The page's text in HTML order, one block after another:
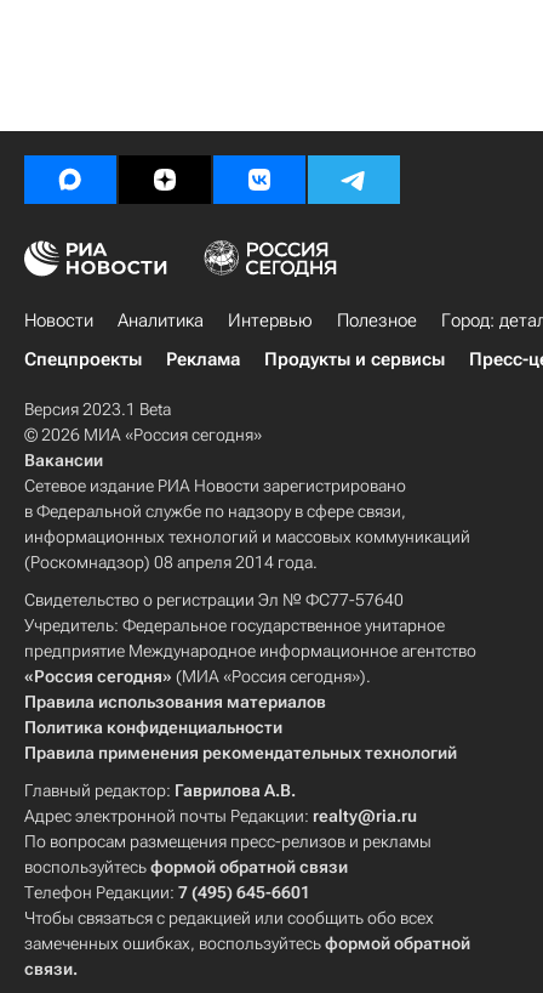
Новости Аналитика Интервью Полезное
Город:
Спецпроекты
Реклама Продукты и сервисы Пресс-
Версия 2023.1 Beta
© 2026 МИА «Россия сегодня»
Вакансии
Сетевое издание РИА Новости зарегистрировано
в Федеральной службе по надзору в сфере связи,
информационных технологий и массовых коммуникаций
(Роскомнадзор) 08 апреля 2014 года.
Свидетельство о регистрации Эл № ФС77-57640
Учредитель: Федеральное государственное унитарное
предприятие Международное информационное агентство
«Россия сегодня» (МИА «Россия сегодня»).
Правила использования материалов
Политика конфиденциальности
Правила применения рекомендательных технологий
Главный редактор: Гаврилова А.В.
Адрес электронной почты Редакции: realty@ria.ru
По вопросам размещения пресс-релизов и рекламы
воспользуйтесьформой обратной связи
Телефон Редакции: 7 (495) 645-6601
Чтобы связаться с редакцией или сообщить обо всех
замеченных ошибках, воспользуйтесьформой обратной
связи.